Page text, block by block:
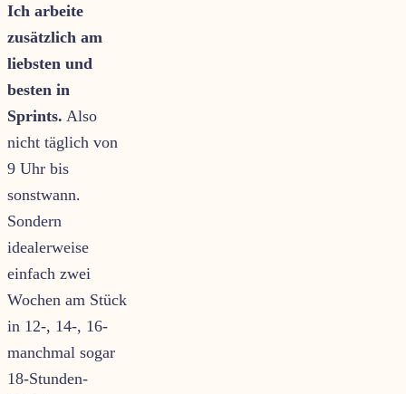
Ich arbeite
zusätzlich am
liebsten und
besten in
Sprints. Also
nicht täglich von
9 Uhr bis
sonstwann.
Sondern
idealerweise
einfach zwei
Wochen am Stück
in 12-, 14-, 16-
manchmal sogar
18-Stunden-